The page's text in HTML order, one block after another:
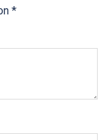
*